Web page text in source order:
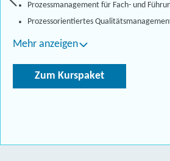
Prozessmanagement für Fach- und
Prozessorientiertes
Mehr anzeigen
Zum Kurspaket